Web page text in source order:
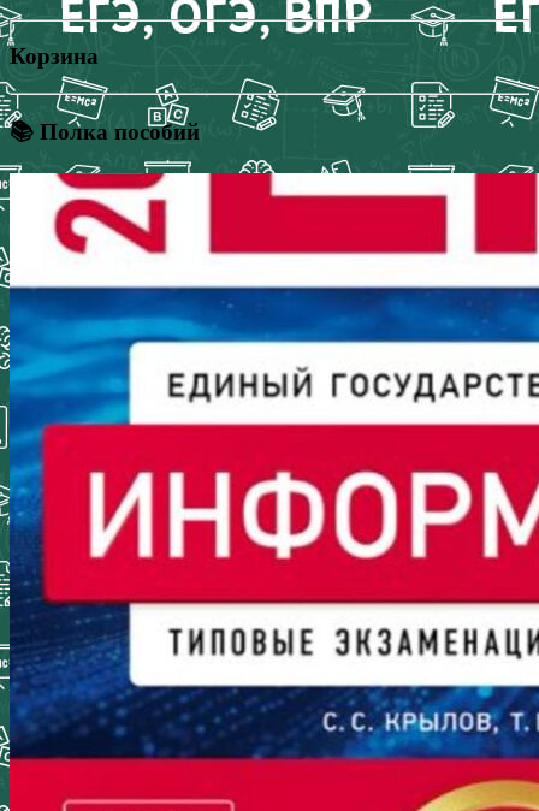
Корзина
📚 Полка пособий